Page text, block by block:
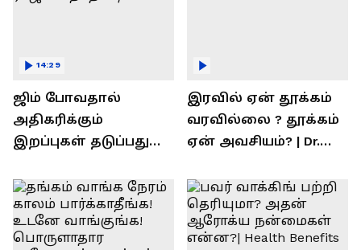
ஜிம் போவதால்
அதிகரிக்கும்
இறப்புகள் தடுப்பது
ராஜீவ் சந்தோஷம் !
14:29
இரவில் ஏன் தூக்கம்
வரவில்லை ? தூக்கம்
ஏன் அவசியம்? | Dr.
Interview